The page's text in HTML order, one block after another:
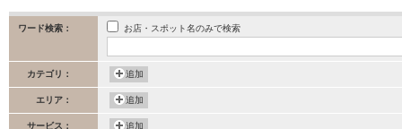
ワード検索： お店・スポット名のみで検索
カテゴリ： 追加
エリア： 追加
サービス： 追加